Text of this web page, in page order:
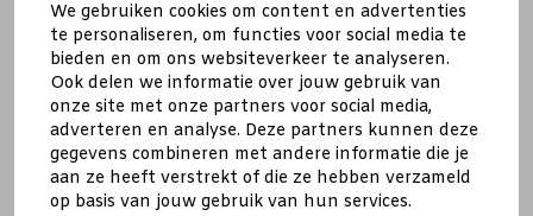
We gebruiken cookies om content en advertenties
te personaliseren, om functies voor social media te
bieden en om ons websiteverkeer te analyseren.
Ook delen we informatie over jouw gebruik van
onze site met onze partners voor social media,
adverteren en analyse. Deze partners kunnen deze
gegevens combineren met andere informatie die je
aan ze heeft verstrekt of die ze hebben verzameld
op basis van jouw gebruik van hun services.